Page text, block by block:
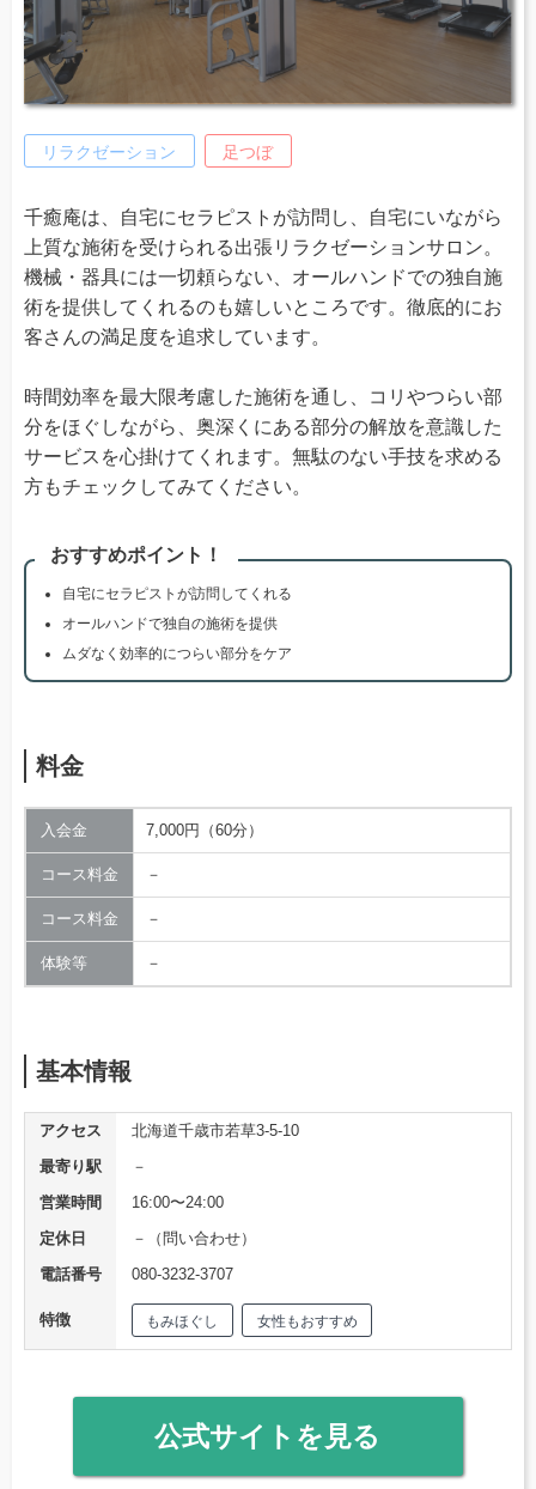
リラクゼーション 足つぼ
千癒庵は、自宅にセラピストが訪問し、自宅にいながら
上質な施術を受けられる出張リラクゼーションサロン。
機械・器具には一切頼らない、オールハンドでの独自施
術を提供してくれるのも嬉しいところです。徹底的にお
客さんの満足度を追求しています。
時間効率を最大限考慮した施術を通し、コリやつらい部
分をほぐしながら、奥深くにある部分の解放を意識した
サービスを心掛けてくれます。無駄のない手技を求める
方もチェックしてみてください。
おすすめポイント！
自宅にセラピストが訪問してくれる
オールハンドで独自の施術を提供
ムダなく効率的につらい部分をケア
料金
入会金 7,000円（60分）
コース料金 －
コース料金 －
体験等 －
基本情報
アクセス
北海道千歳市若草3-5-10
最寄り駅
－
営業時間
16:00〜24:00
定休日
－（問い合わせ）
電話番号
080-3232-3707
特徴 もみほぐし 女性もおすすめ
公式サイトを見る